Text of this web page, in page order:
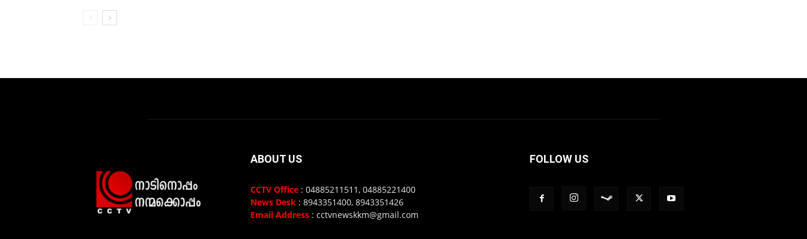
ABOUT US
CCTV Office : 04885211511, 04885221400
News Desk : 8943351400, 8943351426
Email Address : cctvnewskkm@gmail.com
FOLLOW US